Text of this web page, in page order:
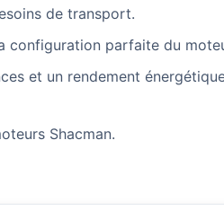
de transport.
configuration parfaite du
et un rendement
Shacman.